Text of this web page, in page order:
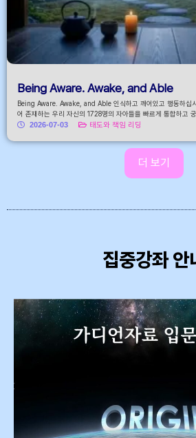
Being Aware. Awake, and Able
Being Aware. Awake, and Able 인식하고 깨어있고 행동하십
어 존재하는 우리 자신의 1728명의 자아들을 빠르게 통합하고 궁
2026-07-03
태도와 책임 리딩
더 보기
집중강좌 안